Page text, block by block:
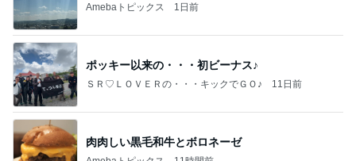
ＳＲ♡ＬＯＶＥＲの・・・キックでＧＯ♪
肉肉しい黒毛和牛とボロネーゼ
Amebaトピックス 11時間前
8月6日「めざましテレビ」林佑香さん着用のウィル
セレクションの小花刺繍タックスリーブカーディガ